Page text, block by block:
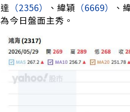
達 （2356） 、緯穎 （6669） 、
為今日盤面主秀。